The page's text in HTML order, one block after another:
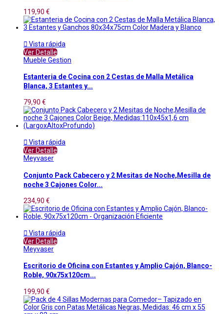
119,90 €
 Vista rápida
Ver Detalle
Mueble Gestion
Estanteria de Cocina con 2 Cestas de Malla Metálica
Blanca, 3 Estantes y...
79,90 €
 Vista rápida
Ver Detalle
Meyvaser
Conjunto Pack Cabecero y 2 Mesitas de Noche,Mesilla de
noche 3 Cajones Color...
234,90 €
 Vista rápida
Ver Detalle
Meyvaser
Escritorio de Oficina con Estantes y Amplio Cajón, Blanco-
Roble, 90x75x120cm...
199,90 €